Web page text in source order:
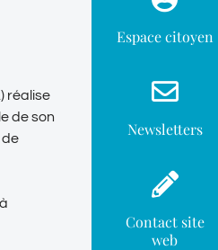
réalise
de son
de
Espace citoyen
Newsletters
Contact site
web